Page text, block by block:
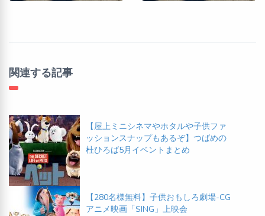
関連する記事
【屋上ミニシネマやホタルや子供ファ
ッションスナップもあるぞ】つばめの
杜ひろば5月イベントまとめ
【280名様無料】子供おもしろ劇場-CG
アニメ映画「SING」上映会